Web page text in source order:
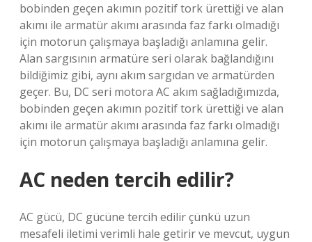
bobinden geçen akımın pozitif tork ürettiği ve alan
akımı ile armatür akımı arasında faz farkı olmadığı
için motorun çalışmaya başladığı anlamına gelir.
Alan sargısının armatüre seri olarak bağlandığını
bildiğimiz gibi, aynı akım sargıdan ve armatürden
geçer. Bu, DC seri motora AC akım sağladığımızda,
bobinden geçen akımın pozitif tork ürettiği ve alan
akımı ile armatür akımı arasında faz farkı olmadığı
için motorun çalışmaya başladığı anlamına gelir.
AC neden tercih edilir?
AC gücü, DC gücüne tercih edilir çünkü uzun
mesafeli iletimi verimli hale getirir ve mevcut, uygun